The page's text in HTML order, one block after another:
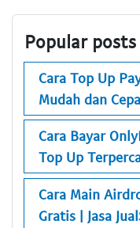
Popular posts
Cara Top Up
Mudah dan
Cara Bayar
Top Up
Cara Main
Gratis | Jasa